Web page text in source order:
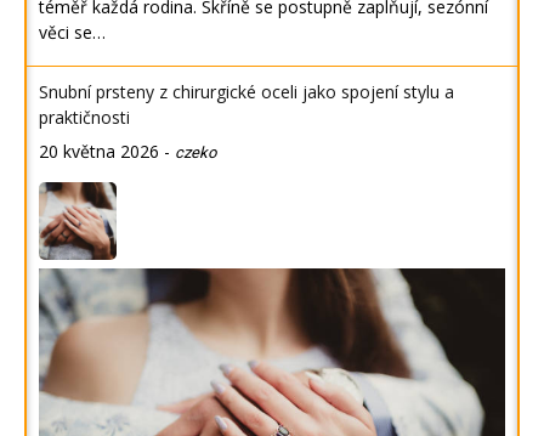
téměř každá rodina. Skříně se postupně zaplňují, sezónní
věci se…
Snubní prsteny z chirurgické oceli jako spojení stylu a
praktičnosti
20 května 2026 - czeko